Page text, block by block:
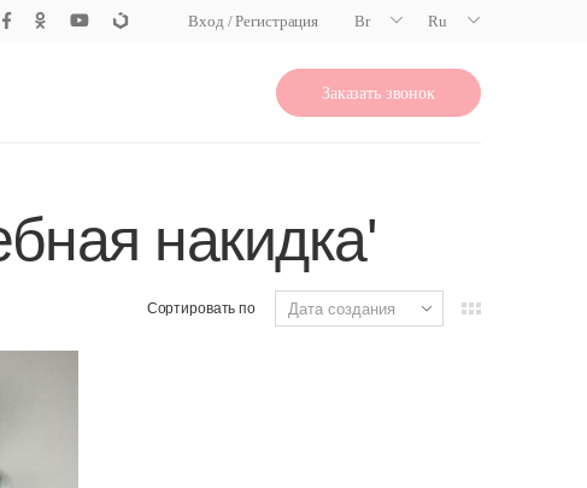
Вход / Регистрация Br Ru
Заказать звонок
накидка'
Сортировать по